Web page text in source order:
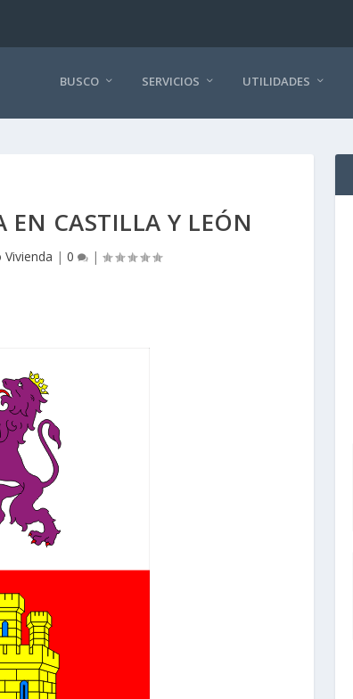
BUSCO SERVICIOS UTILIDADES
EN CASTILLA Y LEÓN
Vivienda | 0 |